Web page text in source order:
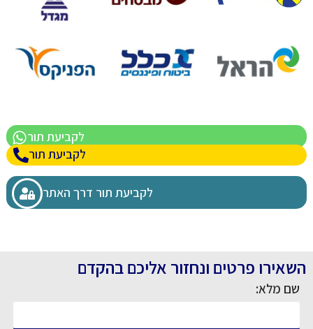
לקביעת תור
לקביעת תור
לקביעת תור דרך האתר
השאירו פרטים ונחזור אליכם בהקדם
שם מלא: